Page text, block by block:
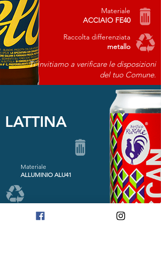
Materiale
ACCIAIO FE40
Raccolta differenziata
metallo
Ti invitiamo a verificare le disposizioni
del tuo Comune.
LATTINA
Materiale
ALLUMINIO ALU41
Raccolta differenziata
alluminio/metallo